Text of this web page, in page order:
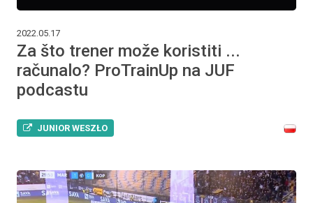
2022.05.17
Za što trener može koristiti ...
računalo? ProTrainUp na JUF
podcastu
JUNIOR WESZŁO